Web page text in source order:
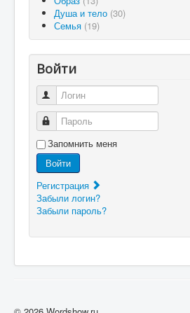
Душа и тело (30)
Семья (19)
Войти
Логин
Пароль
Запомнить меня
Войти
Регистрация
Забыли логин?
Забыли пароль?